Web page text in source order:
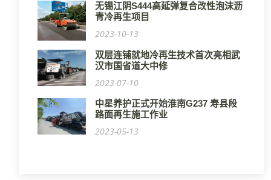
无锡江阴S444高延弹复合改性泡沫沥
青冷再生项目
2023-10-13
双层连铺就地冷再生技术首次亮相武
汉市国省道大中修
2023-07-10
中星养护正式开始淮南G237 寿县段
路面再生施工作业
2023-05-13